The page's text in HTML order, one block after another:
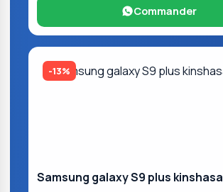
Commander
-13%
Samsung galaxy S9 plus kinshasa